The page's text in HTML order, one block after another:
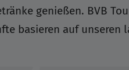
genießen. BVB
basieren auf unseren